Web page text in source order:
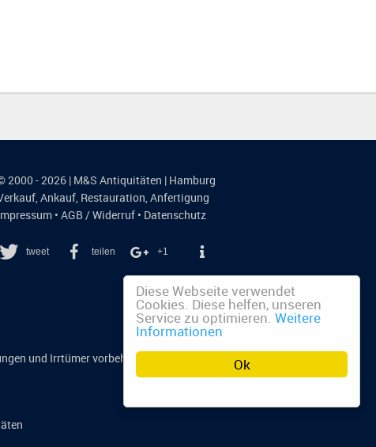
Ok
Diese Webseite verwendet
Cookies. Diese helfen, unseren
Service zu optimieren. Weitere
Informationen
2000 - 2026 | M&S Antiquitäten | Hamburg
,Ankauf, Restauration,Anfertigung
•AGB / Widerruf • Datenschutz
tweet teilen +1
und Irrtümer vorbehalten.